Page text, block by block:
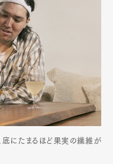
底にたまるほど果実の繊維が